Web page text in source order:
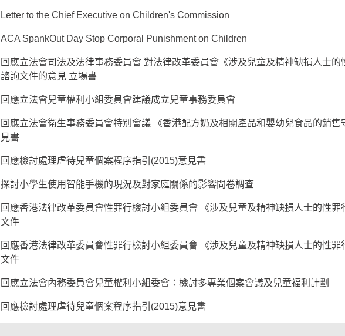
Letter to the Chief Executive on Children's Commission
ACA SpankOut Day Stop Corporal Punishment on Children
回應立法會司法及法律事務委員會 對法律改革委員會《涉及兒童及精神缺損人士的
諮詢文件的意見 立場書
回應立法會兒童權利小組委員會建議成立兒童事務委員會
回應立法會衛生事務委員會特別會議 《香港配方奶及相關產品和嬰幼兒食品的銷售
見書
回應檢討處理虐待兒童個案程序指引(2015)意見書
探討小學生使用智能手機的現況及對家庭關係的影響問卷調查
回應香港法律改革委員會性罪行檢討小組委員會 《涉及兒童及精神缺損人士的性罪
文件
回應香港法律改革委員會性罪行檢討小組委員會 《涉及兒童及精神缺損人士的性罪
文件
回應立法會內務委員會兒童權利小組委會：檢討多專業個案會議及兒童福利計劃
回應檢討處理虐待兒童個案程序指引(2015)意見書